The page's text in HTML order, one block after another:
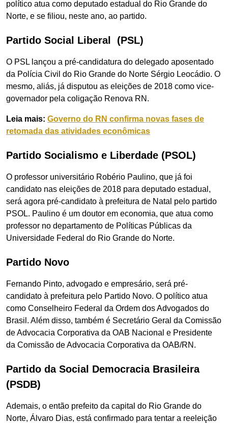
político atua como deputado estadual do Rio Grande do
Norte, e se filiou, neste ano, ao partido.
Partido Social Liberal (PSL)
O PSL lançou a pré-candidatura do delegado aposentado
da Polícia Civil do Rio Grande do Norte Sérgio Leocádio. O
mesmo, aliás, já disputou as eleições de 2018 como vice-
governador pela coligação Renova RN.
Leia mais: Governo do RN confirma novas fases de
retomada das atividades econômicas
Partido Socialismo e Liberdade (PSOL)
O professor universitário Robério Paulino, que já foi
candidato nas eleições de 2018 para deputado estadual,
será agora pré-candidato à prefeitura de Natal pelo partido
PSOL. Paulino é um doutor em economia, que atua como
professor no departamento de Políticas Públicas da
Universidade Federal do Rio Grande do Norte.
Partido Novo
Fernando Pinto, advogado e empresário, será pré-
candidato à prefeitura pelo Partido Novo. O político atua
como Conselheiro Federal da Ordem dos Advogados do
Brasil. Além disso, também é Secretário Geral da Comissão
de Advocacia Corporativa da OAB Nacional e Presidente
da Comissão de Advocacia Corporativa da OAB/RN.
Partido da Social Democracia Brasileira
(PSDB)
Ademais, o então prefeito da capital do Rio Grande do
Norte, Álvaro Dias, está confirmado para tentar a reeleição